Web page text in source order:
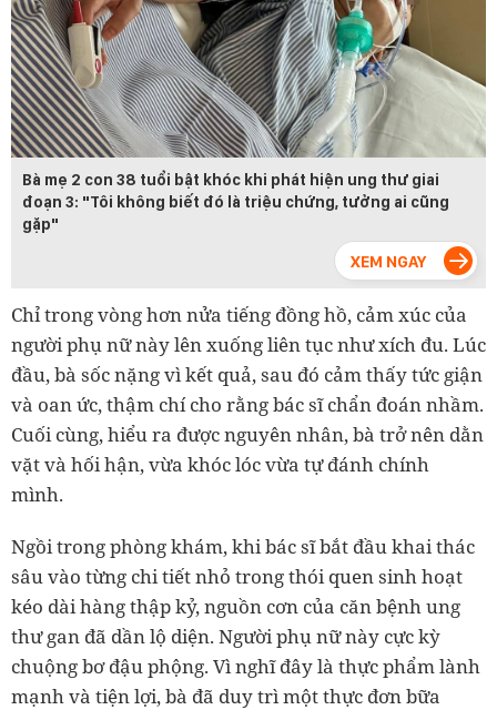
Bà mẹ 2 con 38 tuổi bật khóc khi phát hiện ung thư giai
đoạn 3: "Tôi không biết đó là triệu chứng, tưởng ai cũng
gặp"
Chỉ trong vòng hơn nửa tiếng đồng hồ, cảm xúc của
người phụ nữ này lên xuống liên tục như xích đu. Lúc
đầu, bà sốc nặng vì kết quả, sau đó cảm thấy tức giận
và oan ức, thậm chí cho rằng bác sĩ chẩn đoán nhầm.
Cuối cùng, hiểu ra được nguyên nhân, bà trở nên dằn
vặt và hối hận, vừa khóc lóc vừa tự đánh chính
mình.
Ngồi trong phòng khám, khi bác sĩ bắt đầu khai thác
sâu vào từng chi tiết nhỏ trong thói quen sinh hoạt
kéo dài hàng thập kỷ, nguồn cơn của căn bệnh ung
thư gan đã dần lộ diện. Người phụ nữ này cực kỳ
chuộng bơ đậu phộng. Vì nghĩ đây là thực phẩm lành
mạnh và tiện lợi, bà đã duy trì một thực đơn bữa